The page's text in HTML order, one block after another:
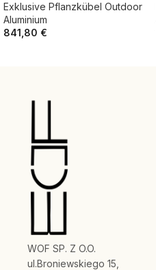
Exklusive Pflanzkübel Outdoor
Aluminium
841,80 €
WOF SP. Z O.O.
ul.Broniewskiego 15,